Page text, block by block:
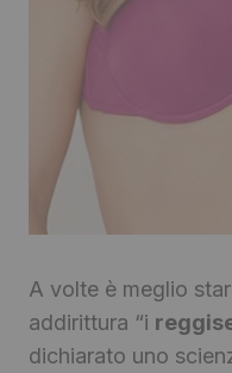
A volte è meglio
addirittura “i
dichiarato uno